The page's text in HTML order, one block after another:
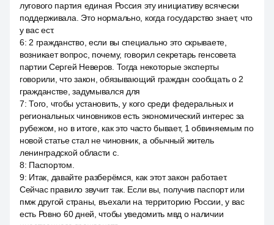
лугового партия единая Россия эту инициативу всячески
поддерживала. Это нормально, когда государство знает, что
у вас ест.
6: 2 гражданство, если вы специально это скрываете,
возникает вопрос, почему, говорил секретарь генсовета
партии Сергей Неверов. Тогда некоторые эксперты
говорили, что закон, обязывающий граждан сообщать о 2
гражданстве, задумывался для
7:Того, чтобы установить, у кого среди федеральных и
региональных чиновников есть экономический интерес за
рубежом, но в итоге, как это часто бывает, 1 обвиняемым по
новой статье стал не чиновник, а обычный житель
ленинградской области с.
8: Паспортом.
9: Итак, давайте разберёмся, как этот закон работает.
Сейчас правило звучит так. Если вы, получив паспорт или
пмж другой страны, въехали на территорию России, у вас
есть Ровно 60 дней, чтобы уведомить мвд о наличии